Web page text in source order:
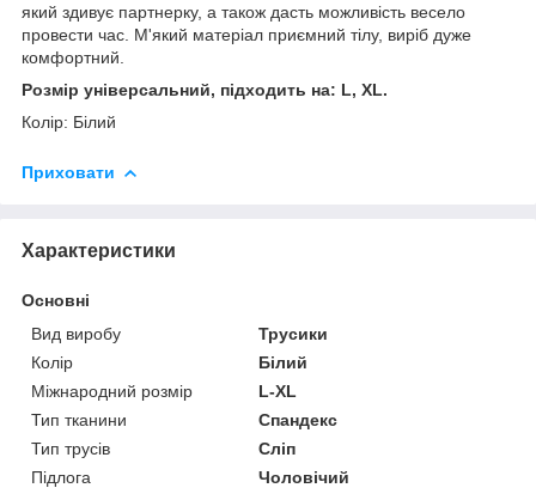
який здивує партнерку, а також дасть можливість весело
провести час. М'який матеріал приємний тілу, виріб дуже
комфортний.
Розмір універсальний, підходить на: L, XL.
Колір: Білий
Приховати
Характеристики
Основні
Вид виробу
Трусики
Колір
Білий
Міжнародний розмір
L-XL
Тип тканини
Спандекс
Тип трусів
Сліп
Підлога
Чоловічий